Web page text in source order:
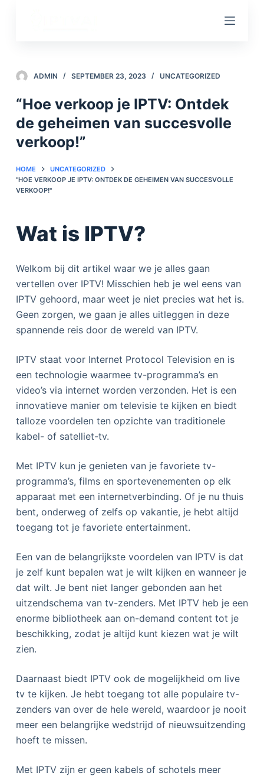
c
o
n
e
n
ADMIN SEPTEMBER 23, 2023 UNCATEGORIZED
“Hoe verkoop je IPTV: Ontdek
de geheimen van succesvolle
verkoop!”
HOME
UNCATEGORIZED
"HOE VERKOOP JE IPTV: ONTDEK DE GEHEIMEN VAN SUCCESVOLLE
VERKOOP!"
Wat is IPTV?
Welkom bij dit artikel waar we je alles gaan
vertellen over IPTV! Misschien heb je wel eens van
IPTV gehoord, maar weet je niet precies wat het is.
Geen zorgen, we gaan je alles uitleggen in deze
spannende reis door de wereld van IPTV.
IPTV staat voor Internet Protocol Television en is
een technologie waarmee tv-programma’s en
video’s via internet worden verzonden. Het is een
innovatieve manier om televisie te kijken en biedt
talloze voordelen ten opzichte van traditionele
kabel- of satelliet-tv.
Met IPTV kun je genieten van je favoriete tv-
programma’s, films en sportevenementen op elk
apparaat met een internetverbinding. Of je nu thuis
bent, onderweg of zelfs op vakantie, je hebt altijd
toegang tot je favoriete entertainment.
Een van de belangrijkste voordelen van IPTV is dat
je zelf kunt bepalen wat je wilt kijken en wanneer je
dat wilt. Je bent niet langer gebonden aan het
uitzendschema van tv-zenders. Met IPTV heb je een
enorme bibliotheek aan on-demand content tot je
beschikking, zodat je altijd kunt kiezen wat je wilt
zien.
Daarnaast biedt IPTV ook de mogelijkheid om live
tv te kijken. Je hebt toegang tot alle populaire tv-
zenders van over de hele wereld, waardoor je nooit
meer een belangrijke wedstrijd of nieuwsuitzending
hoeft te missen.
Met IPTV zijn er geen kabels of schotels meer